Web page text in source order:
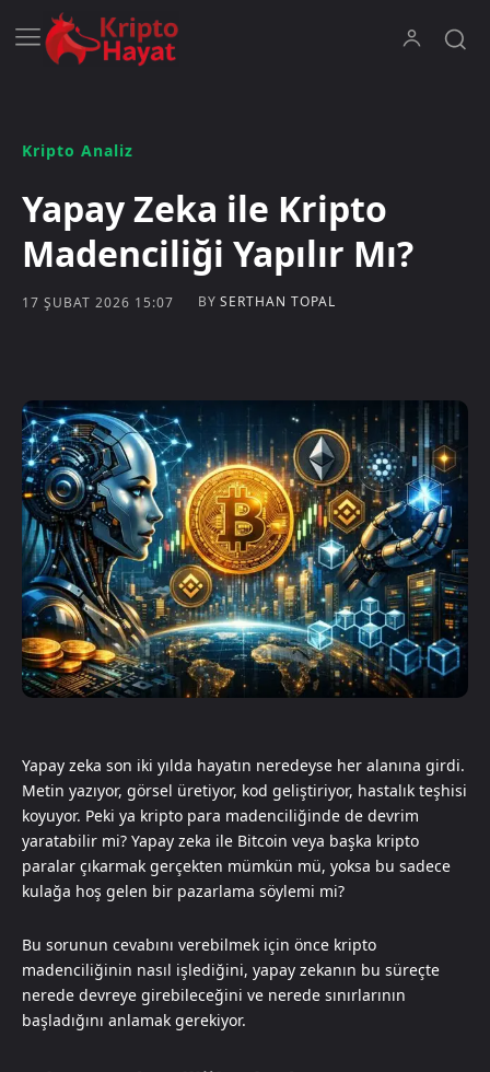
Kripto Analiz
Yapay Zeka ile Kripto
Madenciliği Yapılır Mı?
17 ŞUBAT 2026 15:07 BY SERTHAN TOPAL
Yapay zeka son iki yılda hayatın neredeyse her alanına girdi.
Metin yazıyor, görsel üretiyor, kod geliştiriyor, hastalık teşhisi
koyuyor. Peki ya kripto para madenciliğinde de devrim
yaratabilir mi? Yapay zeka ile Bitcoin veya başka kripto
paralar çıkarmak gerçekten mümkün mü, yoksa bu sadece
kulağa hoş gelen bir pazarlama söylemi mi?
Bu sorunun cevabını verebilmek için önce kripto
madenciliğinin nasıl işlediğini, yapay zekanın bu süreçte
nerede devreye girebileceğini ve nerede sınırlarının
başladığını anlamak gerekiyor.